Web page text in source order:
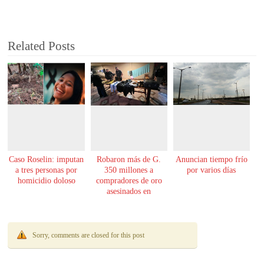
Related Posts
Caso Roselin: imputan
a tres personas por
homicidio doloso
Robaron más de G.
350 millones a
compradores de oro
asesinados en
Anuncian tiempo frío
por varios días
Sorry, comments are closed for this post